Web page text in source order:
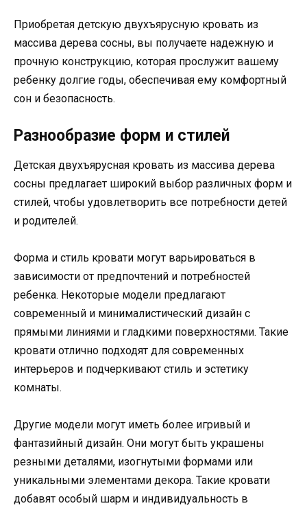
Приобретая детскую двухъярусную кровать из
массива дерева сосны, вы получаете надежную и
прочную конструкцию, которая прослужит вашему
ребенку долгие годы, обеспечивая ему комфортный
сон и безопасность.
Разнообразие форм и стилей
Детская двухъярусная кровать из массива дерева
сосны предлагает широкий выбор различных форм и
стилей, чтобы удовлетворить все потребности детей
и родителей.
Форма и стиль кровати могут варьироваться в
зависимости от предпочтений и потребностей
ребенка. Некоторые модели предлагают
современный и минималистический дизайн с
прямыми линиями и гладкими поверхностями. Такие
кровати отлично подходят для современных
интерьеров и подчеркивают стиль и эстетику
комнаты.
Другие модели могут иметь более игривый и
фантазийный дизайн. Они могут быть украшены
резными деталями, изогнутыми формами или
уникальными элементами декора. Такие кровати
добавят особый шарм и индивидуальность в